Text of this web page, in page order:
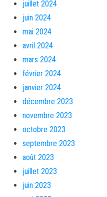
juillet 2024
juin 2024
mai 2024
avril 2024
mars 2024
février 2024
janvier 2024
décembre 2023
novembre 2023
octobre 2023
septembre 2023
août 2023
juillet 2023
juin 2023